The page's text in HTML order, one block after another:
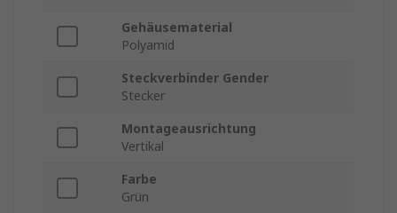
Gehäusematerial
Polyamid
Steckverbinder Gender
Stecker
Montageausrichtung
Vertikal
Farbe
Grün